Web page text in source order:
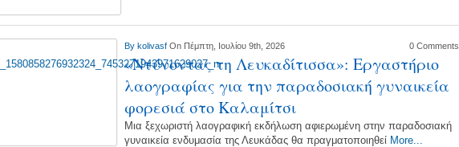
By kolivasf On Πέμπτη, Ιουλίου 9th, 2026 0 Comments
«Ντύνοντας τη Λευκαδίτισσα»: Εργαστήριο
λαογραφίας για την παραδοσιακή γυναικεία
φορεσιά στο Καλαμίτσι
Μια ξεχωριστή λαογραφική εκδήλωση αφιερωμένη στην παραδοσιακή
γυναικεία ενδυμασία της Λευκάδας θα πραγματοποιηθεί More...